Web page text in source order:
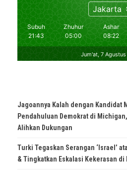
Jagoannya Kalah dengan Kandidat
Pendahuluan Demokrat di
Alihkan Dukungan
Turki Tegaskan Serangan ‘Israel’
& Tingkatkan Eskalasi Kekerasan di